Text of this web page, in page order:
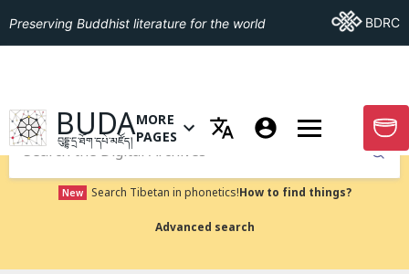
Preserving Buddhist literature for the world Go ToBDRC
GO TO HOMEPAGE
BUDA
བུདྡྷ་དྲ་ཐོག་དཔེ་མཛོད།
OPEN MENU OF MORE PAGES
MORE
PAGES
GO
Submit
New Search Tibetan in phonetics!How to find things?
Advanced search